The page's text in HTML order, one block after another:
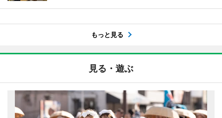
もっと見る
見る・遊ぶ